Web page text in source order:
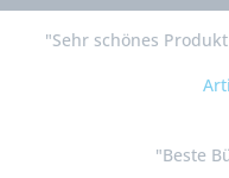
"Sehr schönes
"Beste